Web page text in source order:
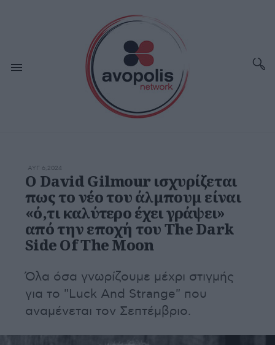
ΑΥΓ 6,2024
Ο David Gilmour ισχυρίζεται
πως το νέο του άλμπουμ είναι
«ό,τι καλύτερο έχει γράψει»
από την εποχή του The Dark
Side Of The Moon
Όλα όσα γνωρίζουμε μέχρι στιγμής
για το "Luck And Strange" που
αναμένεται τον Σεπτέμβριο.